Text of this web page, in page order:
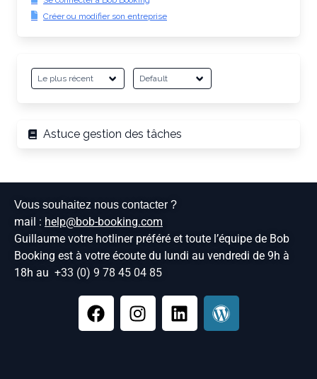
Créer ou modifier son entreprise
Astuce gestion des tâches
Vous souhaitez nous contacter ?
mail : help@bob-booking.com
Guillaume votre hotliner préféré et toute l’équipe de Bob
Booking est à votre écoute du lundi au vendredi de 9h à
18h au +33 (0) 9 78 45 04 85